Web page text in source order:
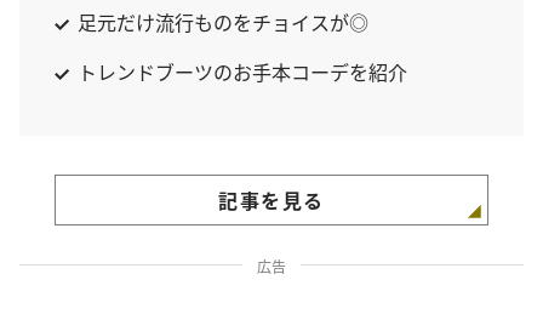
足元だけ流行ものをチョイスが◎
トレンドブーツのお手本コーデを紹介
記事を見る
広告